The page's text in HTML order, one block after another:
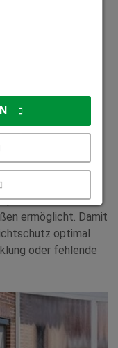
werden.
bietet bei großen
Das
sehr guten
erheblich
ist so konzipiert,
unterbindet,
Lichteinfall
ermöglicht. Damit
optimal
oder fehlende